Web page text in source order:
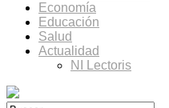
Economía
Educación
Salud
Actualidad
NI Lectoris